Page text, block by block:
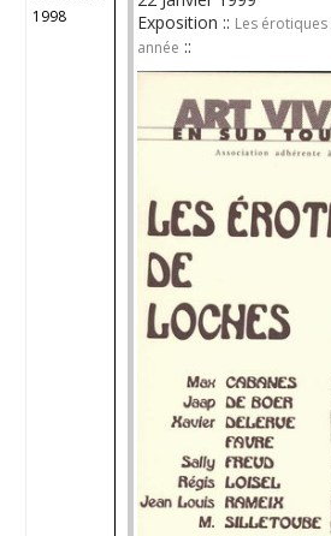
1998
Exposition :: Les
année ::